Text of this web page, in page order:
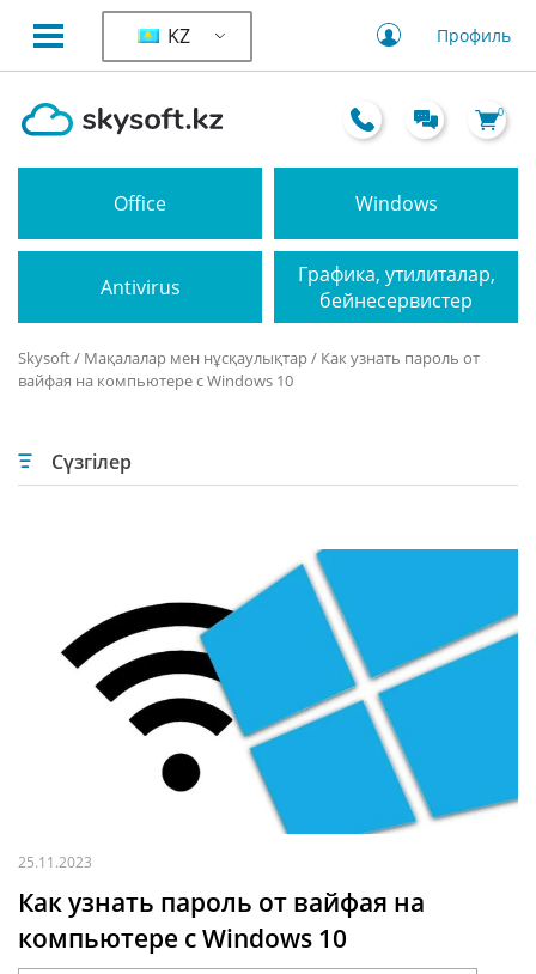
KZ Профиль
0
Office Windows
Antivirus
Графика, утилиталар,
бейнесервистер
Skysoft/ Мақалалар мен нұсқаулықтар/ Как узнать пароль от
вайфая на компьютере c Windows 10
Сүзгілер
25.11.2023
Как узнать пароль от вайфая на
компьютере c Windows 10